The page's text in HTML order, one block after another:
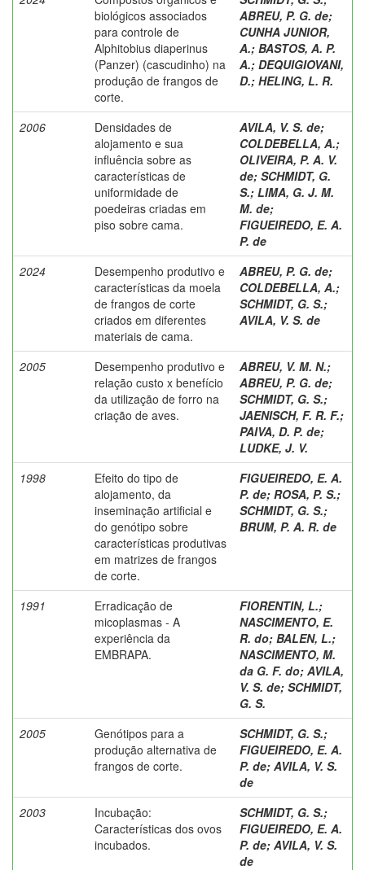
biológicos associados
para controle de
Alphitobius diaperinus
(Panzer) (cascudinho) na
produção de frangos de
corte.
ABREU, P. G. de;
CUNHA JUNIOR,
A.; BASTOS, A. P.
A.; DEQUIGIOVANI,
D.; HELING, L. R.
2006
Densidades de
alojamento e sua
influência sobre as
características de
uniformidade de
poedeiras criadas em
piso sobre cama.
AVILA, V. S. de;
COLDEBELLA, A.;
OLIVEIRA, P. A. V.
de; SCHMIDT, G.
S.; LIMA, G. J. M.
M. de;
FIGUEIREDO, E. A.
P. de
2024
Desempenho produtivo e
características da moela
de frangos de corte
criados em diferentes
materiais de cama.
ABREU, P. G. de;
COLDEBELLA, A.;
SCHMIDT, G. S.;
AVILA, V. S. de
2005
Desempenho produtivo e
relação custo x benefício
da utilização de forro na
criação de aves.
ABREU, V. M. N.;
ABREU, P. G. de;
SCHMIDT, G. S.;
JAENISCH, F. R. F.;
PAIVA, D. P. de;
LUDKE, J. V.
1998
Efeito do tipo de
alojamento, da
inseminação artificial e
do genótipo sobre
características produtivas
em matrizes de frangos
de corte.
FIGUEIREDO, E. A.
P. de; ROSA, P. S.;
SCHMIDT, G. S.;
BRUM, P. A. R. de
1991
Erradicação de
micoplasmas - A
experiência da
EMBRAPA.
FIORENTIN, L.;
NASCIMENTO, E.
R. do; BALEN, L.;
NASCIMENTO, M.
da G. F. do; AVILA,
V. S. de; SCHMIDT,
G. S.
2005
Genótipos para a
produção alternativa de
frangos de corte.
SCHMIDT, G. S.;
FIGUEIREDO, E. A.
P. de; AVILA, V. S.
de
2003
Incubação:
Características dos ovos
incubados.
SCHMIDT, G. S.;
FIGUEIREDO, E. A.
P. de; AVILA, V. S.
de